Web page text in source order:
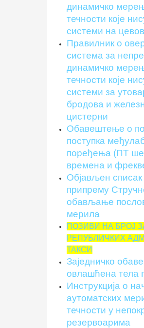
динамичко
течности које
системи на
Правилник о
система за
динамичко
течности које
системи за
бродова и
цистерни
Обавештење о
поступка
поређења (ПT
времена и
Објављен
припрему
обављање
мерила
ПОЗИВИ НА БРОЈ
РЕПУБЛИЧКИХ
ТАКСИ
Заједничко
овлашћена тела
Инструкцијa о
аутоматских
течности у
резервоарима